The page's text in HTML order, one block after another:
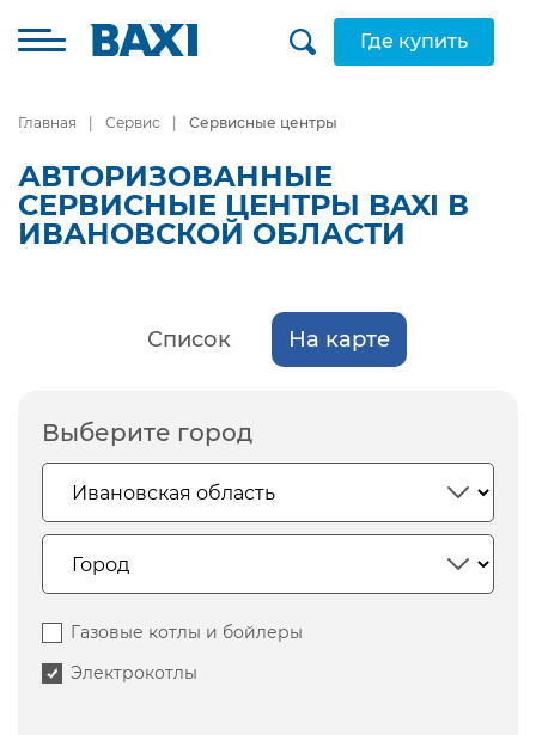
Где купить
Главная Сервис Сервисные центры
АВТОРИЗОВАННЫЕ
СЕРВИСНЫЕ ЦЕНТРЫ BAXI В
ИВАНОВСКОЙ ОБЛАСТИ
Список На карте
Выберите город
Газовые котлы и бойлеры
Электрокотлы